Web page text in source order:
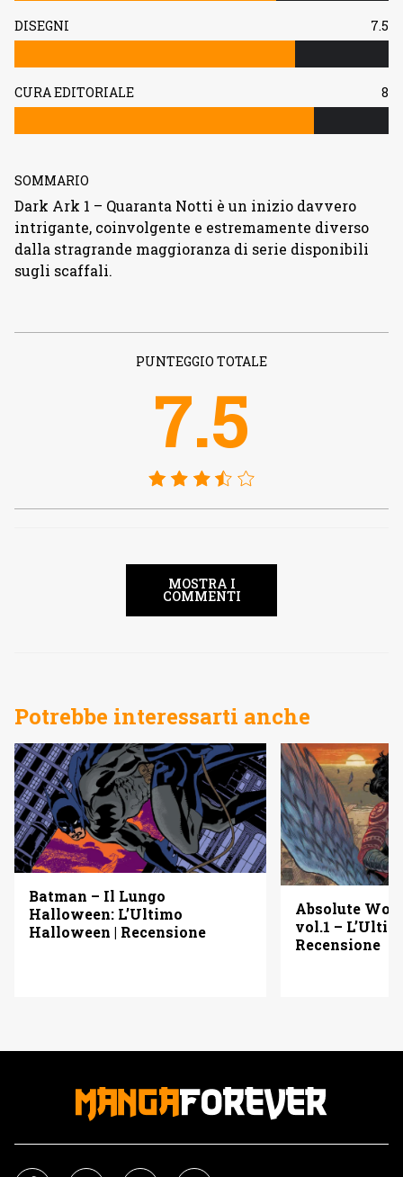
DISEGNI 7.5
CURA EDITORIALE 8
SOMMARIO
Dark Ark 1 – Quaranta Notti è un inizio davvero
intrigante, coinvolgente e estremamente diverso
dalla stragrande maggioranza di serie disponibili
sugli scaffali.
PUNTEGGIO TOTALE
7.5
MOSTRA I
COMMENTI
Potrebbe interessarti anche
Batman – Il Lungo
Halloween: L’Ultimo
Halloween | Recensione
Absolute
vol.1 –
Recensione